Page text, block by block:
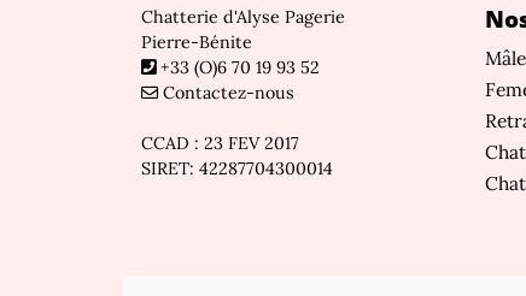
Chatterie d'Alyse Pagerie
Pierre-Bénite
+33 (O)6 70 19 93 52
Contactez-nous
CCAD : 23 FEV 2017
SIRET: 42287704300014